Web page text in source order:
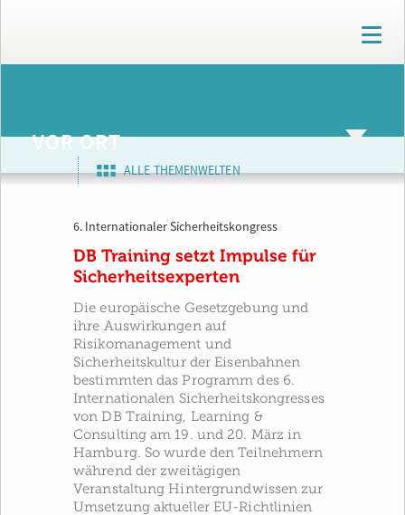
T
o
g
n
v
VOR ORT
ALLE THEMENWELTEN
6. Internationaler Sicherheitskongress
DB Training setzt Impulse für
Sicherheitsexperten
Die europäische Gesetzgebung und
ihre Auswirkungen auf
Risikomanagement und
Sicherheitskultur der Eisenbahnen
bestimmten das Programm des 6.
Internationalen Sicherheitskongresses
von DB Training, Learning &
Consulting am 19. und 20. März in
Hamburg. So wurde den Teilnehmern
während der zweitägigen
Veranstaltung Hintergrundwissen zur
Umsetzung aktueller EU-Richtlinien